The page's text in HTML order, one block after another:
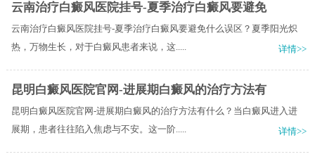
云南治疗白癜风医院挂号-夏季治疗白癜风要避免
云南治疗白癜风医院挂号-夏季治疗白癜风要避免什么误区？夏季阳光炽
热，万物生长，对于白癜风患者来说，这.....
详情>>
昆明白癜风医院官网-进展期白癜风的治疗方法有
昆明白癜风医院官网-进展期白癜风的治疗方法有什么？当白癜风进入进
展期，患者往往陷入焦虑与不安。这一阶.....
详情>>